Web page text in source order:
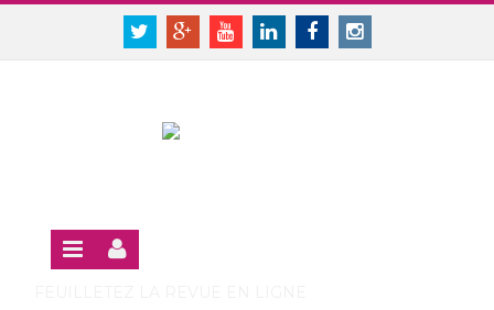
Panneau de gestion des cookies
TwitterGoogle+YoutubeLinkedinFacebookInstagram
SE CONNECTER